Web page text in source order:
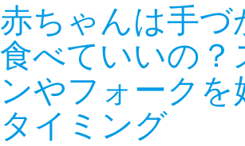
赤ちゃんは手づ
食べていいの？
ンやフォークを
タイミング